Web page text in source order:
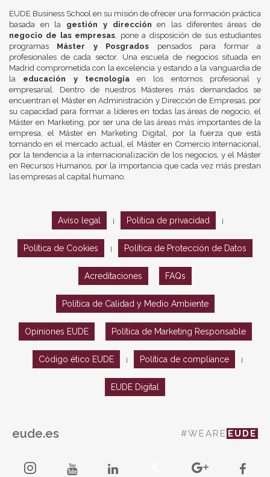
EUDE Business School en su misión de ofrecer una formación práctica
basada en la gestión y dirección en las diferentes áreas de
negocio de las empresas, pone a disposición de sus estudiantes
programas Máster y Posgrados pensados para formar a
profesionales de cada sector. Una escuela de negocios situada en
Madrid comprometida con la excelencia y estando a la vanguardia de
la educación y tecnologíaen los entornos profesional y
empresarial. Dentro de nuestros Másteres más demandados se
encuentran el Máster en Administración y Dirección de Empresas, por
su capacidad para formar a líderes en todas las áreas de negocio, el
Máster en Marketing, por ser una de las áreas más importantes de la
empresa, el Máster en Marketing Digital, por la fuerza que está
tomando en el mercado actual, el Máster en Comercio Internacional,
por la tendencia a la internacionalización de los negocios, y el Máster
en Recursos Humanos, por la importancia que cada vez más prestan
las empresas al capital humano.
Aviso legal Política de privacidad
Política de Cookies Política de Protección de Datos
Acreditaciones FAQs
Política de Calidad y Medio Ambiente
Opiniones EUDE Política de Marketing Responsable
Código ético EUDE Política de compliance
EUDE Digital
eude.es #WEARE EUDE